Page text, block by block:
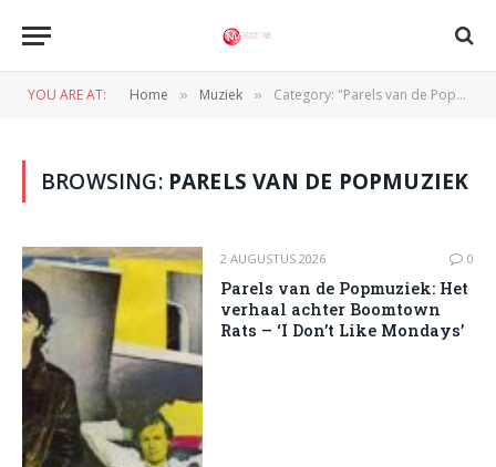
YOU ARE AT: Home » Muziek » Category: "Parels van de Popmuziek"
BROWSING: PARELS VAN DE POPMUZIEK
2 AUGUSTUS 2026 0
Parels van de Popmuziek: Het
verhaal achter Boomtown
Rats – ‘I Don’t Like Mondays’